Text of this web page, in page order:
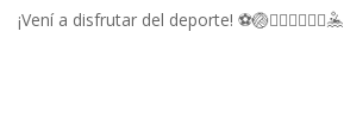
¡Vení a disfrutar del deporte! ⚽🏐🏃‍♀️🤸‍♂️🤾‍♀️🤽